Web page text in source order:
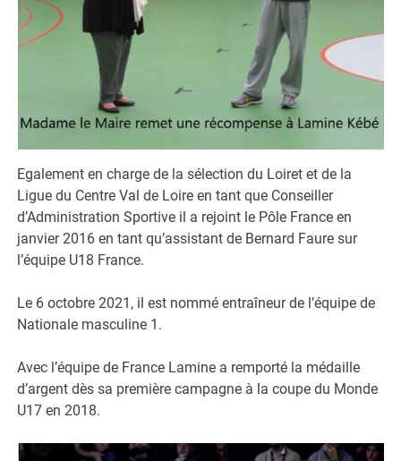
Egalement en charge de la sélection du Loiret et de la
Ligue du Centre Val de Loire en tant que Conseiller
d’Administration Sportive il a rejoint le Pôle France en
janvier 2016 en tant qu’assistant de Bernard Faure sur
l’équipe U18 France.
Le 6 octobre 2021, il est nommé entraîneur de l’équipe de
Nationale masculine 1.
Avec l’équipe de France Lamine a remporté la médaille
d’argent dès sa première campagne à la coupe du Monde
U17 en 2018.